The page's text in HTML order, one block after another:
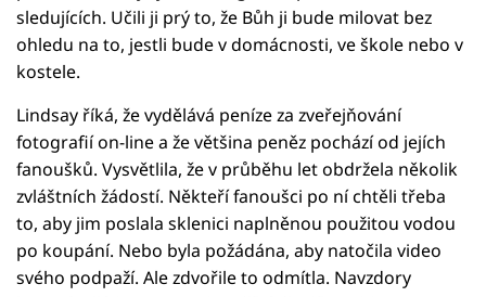
sledujících. Učili ji prý to, že Bůh ji bude milovat bez
ohledu na to, jestli bude v domácnosti, ve škole nebo v
kostele.
Lindsay říká, že vydělává peníze za zveřejňování
fotografií on-line a že většina peněz pochází od jejích
fanoušků. Vysvětlila, že v průběhu let obdržela několik
zvláštních žádostí. Někteří fanoušci po ní chtěli třeba
to, aby jim poslala sklenici naplněnou použitou vodou
po koupání. Nebo byla požádána, aby natočila video
svého podpaží. Ale zdvořile to odmítla. Navzdory